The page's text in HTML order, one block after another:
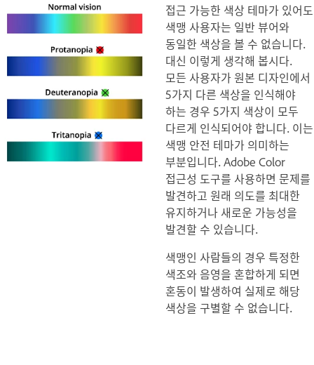
접근 가능한 색상 테마가 있어도
색맹 사용자는 일반 뷰어와
동일한 색상을 볼 수 없습니다.
대신 이렇게 생각해 봅시다.
모든 사용자가 원본 디자인에서
5가지 다른 색상을 인식해야
하는 경우 5가지 색상이 모두
다르게 인식되어야 합니다. 이는
색맹 안전 테마가 의미하는
부분입니다. Adobe Color
접근성 도구를 사용하면 문제를
발견하고 원래 의도를 최대한
유지하거나 새로운 가능성을
발견할 수 있습니다.
색맹인 사람들의 경우 특정한
색조와 음영을 혼합하게 되면
혼동이 발생하여 실제로 해당
색상을 구별할 수 없습니다.